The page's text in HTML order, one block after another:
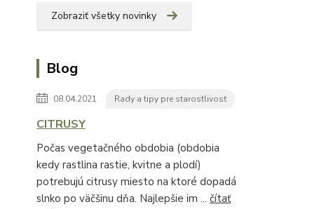
Zobraziť všetky novinky
Blog
08.04.2021 Rady a tipy pre starostlivosť
CITRUSY
Počas vegetačného obdobia (obdobia
kedy rastlina rastie, kvitne a plodí)
potrebujú citrusy miesto na ktoré dopadá
slnko po väčšinu dňa. Najlepšie im ... čítať